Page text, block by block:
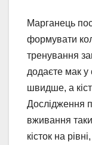
Марганець
формувати
тренування
додаєте мак у
швидше, а
Дослідження
вживання
кісток на